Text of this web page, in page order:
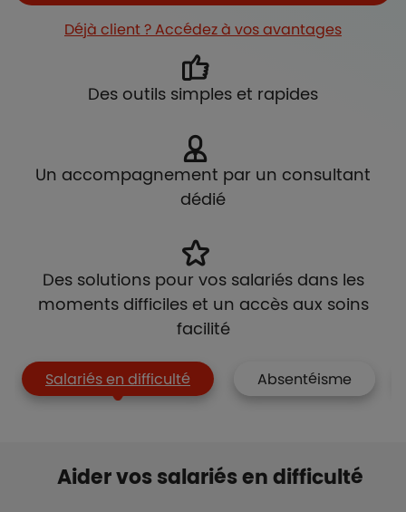
Déjà client ? Accédez à vos avantages
Des outils simples et rapides
Un accompagnement par un consultant
dédié
Des solutions pour vos salariés dans les
moments difficiles et un accès aux soins
facilité
Salariés en difficulté Absentéisme
Aider vos salariés en difficulté